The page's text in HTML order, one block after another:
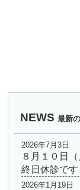
NEWS 最新
2026年7月3日
８月１０日
終日休診です
2026年1月19日